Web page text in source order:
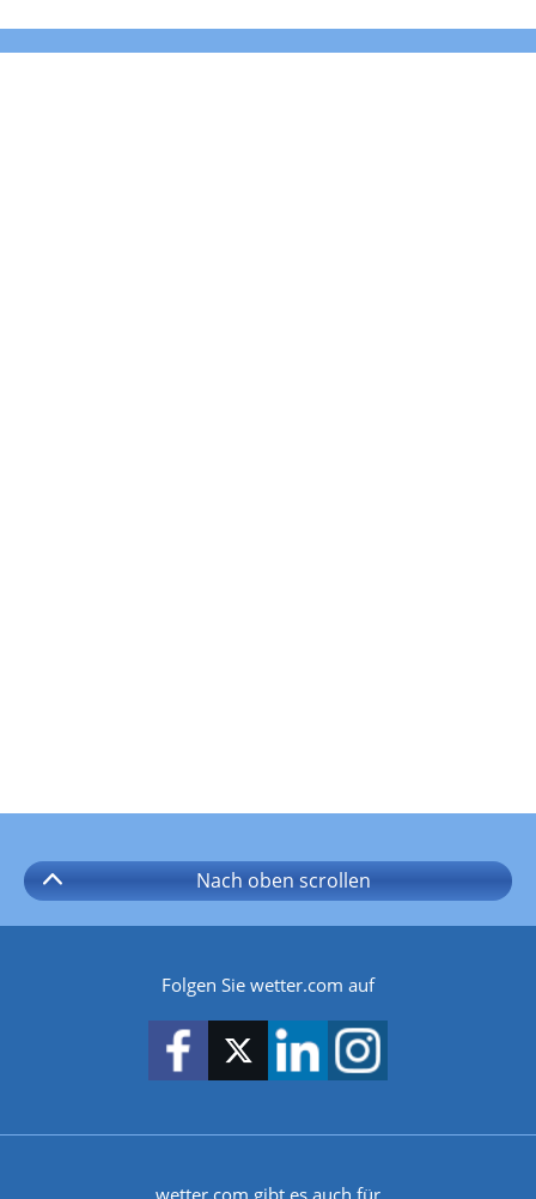
Nach oben scrollen
Folgen Sie wetter.com auf
wetter.com gibt es auch für